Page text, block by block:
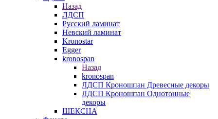
Назад
ЛДСП
Русский ламинат
Невский ламинат
Kronostar
Egger
kronospan
Назад
kronospan
ЛДСП Кроношпан Древесные декоры
ЛДСП Кроношпан Однотонные
декоры
ШЕКСНА